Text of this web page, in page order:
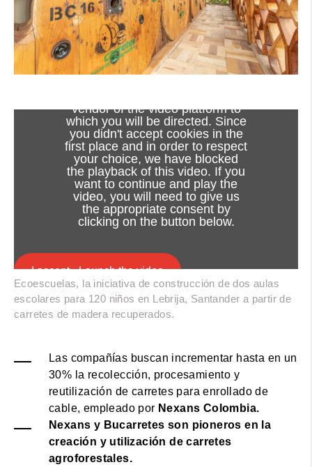
vendor of the video platform to
which you will be directed. Since
you didn't accept cookies in the
first place and in order to respect
your choice, we have blocked
the playback of this video. If you
want to continue and play the
video, you will need to give us
the appropriate consent by
clicking on the button below.
I accept - Launch the video
Cookie consent
Ecoescuelas, la iniciativa de construcción de dos aulas
escolares para 120 niños en Lebrija, Santander a partir de
carretes de madera recuperados.
Las compañías buscan incrementar hasta en un
30% la recolección, procesamiento y
reutilización de carretes para enrollado de
cable, empleado por Nexans Colombia.
Nexans y Bucarretes son pioneros en la
creación y utilización de carretes
agroforestales.